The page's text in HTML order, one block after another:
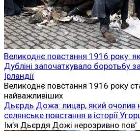
Великоднє повстання 1916 року:
Дубліні започаткувало боротьбу
Ірландії
Великоднє повстання 1916 року
найважливіших
Дьєрдь Дожа: лицар, який очолив
селянське повстання в історії
Ім’я Дьєрдя Дожі нерозривно пов’